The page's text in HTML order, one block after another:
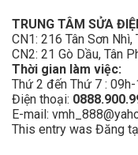
TRUNG TÂM SỬA
CN1: 216 Tân Sơn Nhì,
CN2: 21 Gò Dầu, Tân
Thời gian làm việc:
Thứ 2 đến Thứ 7 :
Điện thoại:
E-mail:
This entry was Đăng